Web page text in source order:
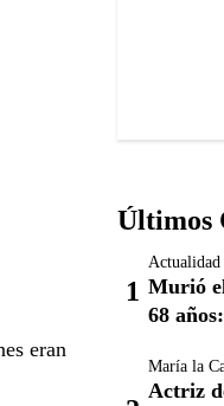
eran
Últimos
Actualidad
Murió
68
María la
Actriz